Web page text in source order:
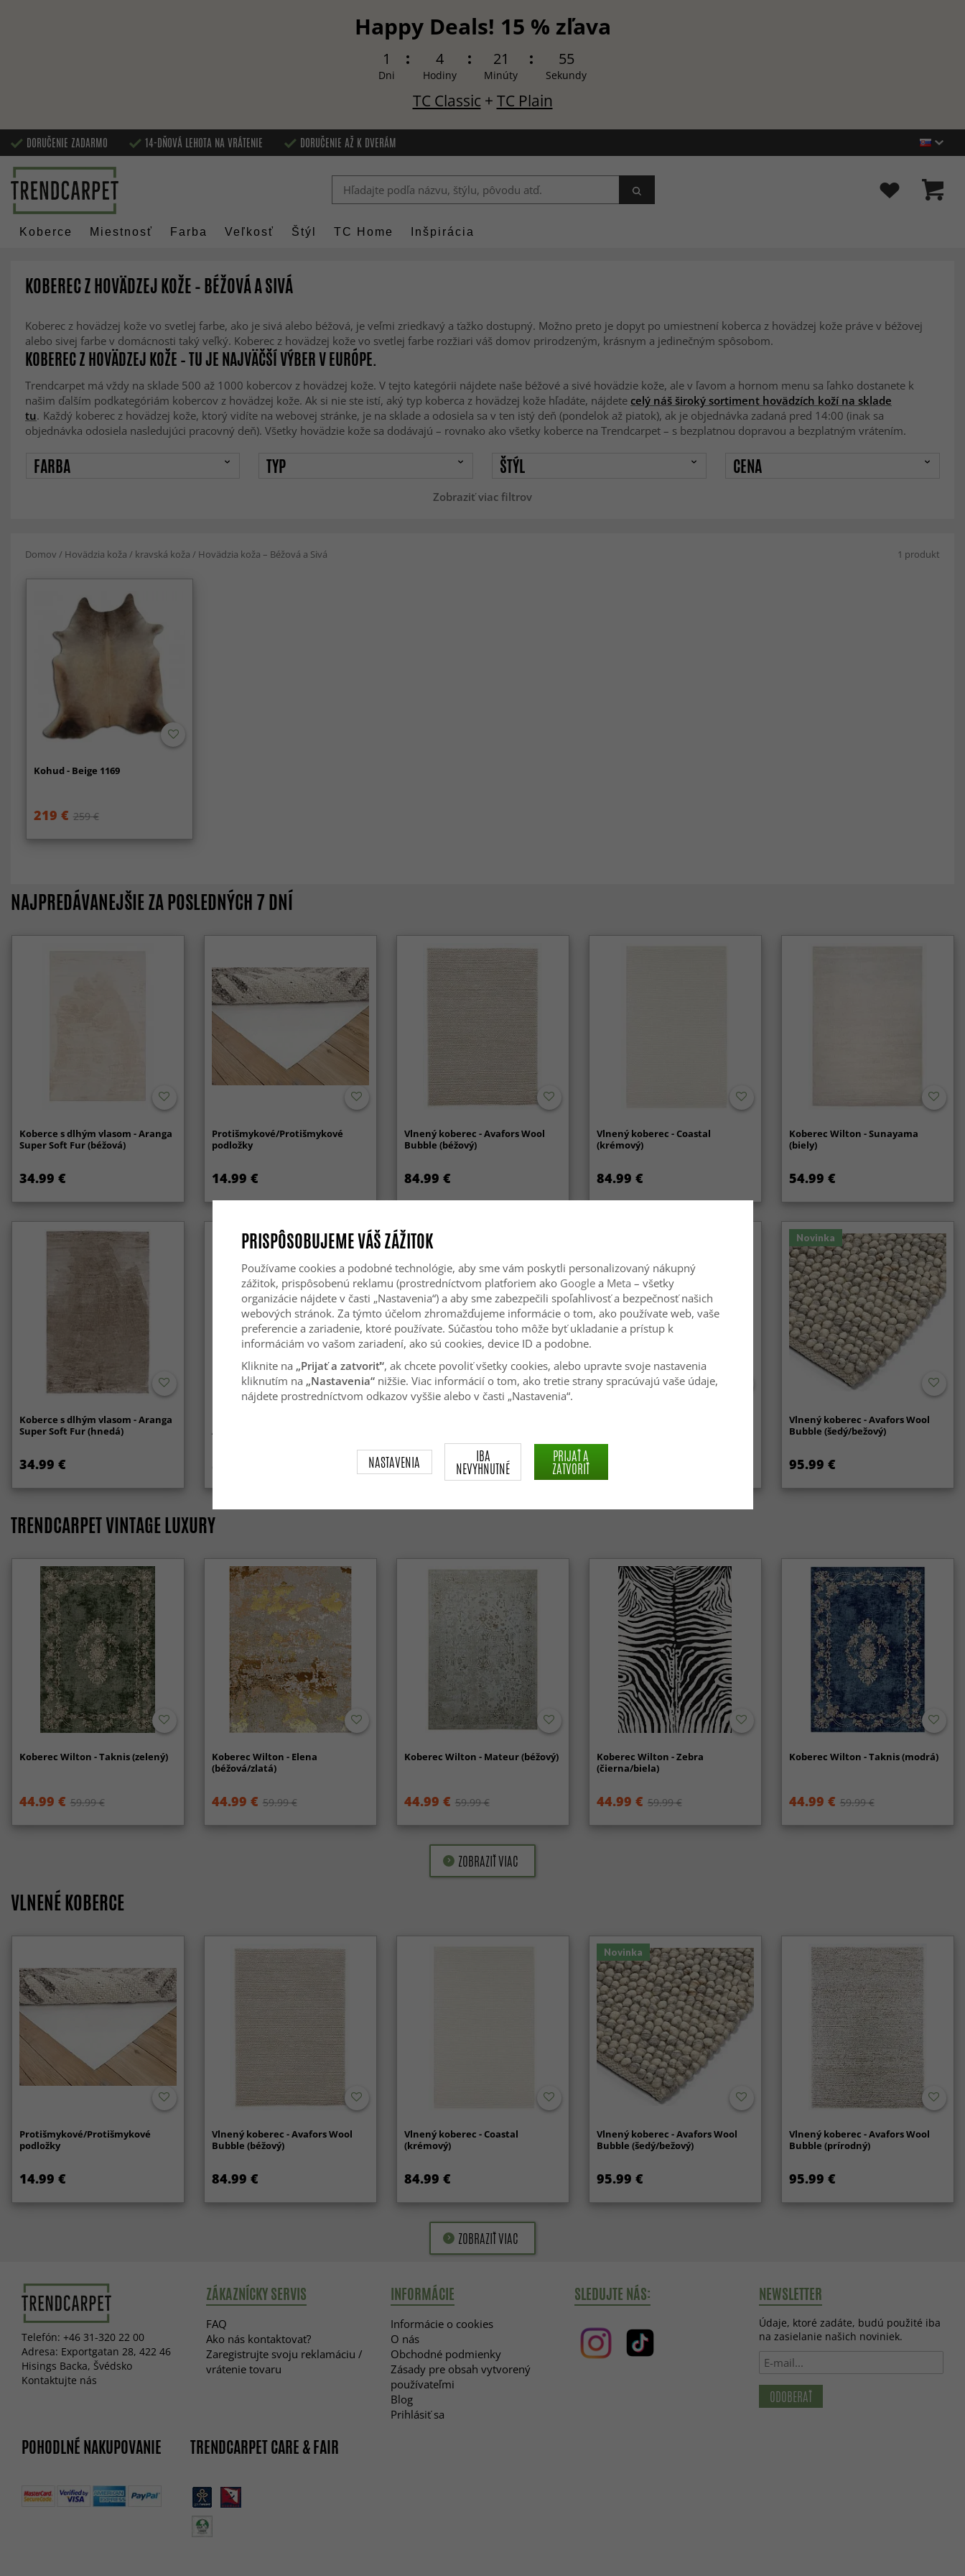
Happy Deals! 15 % zľava
1
Dni
4
Hodiny
21
Minúty
54
Sekundy
TC Classic + TC Plain
DORUČENIE ZADARMO 14-DŇOVÁ LEHOTA NA VRÁTENIE DORUČENIE AŽ K DVERÁM
Koberce Miestnosť Farba Veľkosť Štýl TC Home Inšpirácia
KOBEREC Z HOVÄDZEJ KOŽE – BÉŽOVÁ A SIVÁ
Koberec z hovädzej kože vo svetlej farbe, ako je sivá alebo béžová, je veľmi zriedkavý a ťažko dostupný. Možno preto je dopyt po umiestnení koberca z hovädzej kože práve v béžovej
alebo sivej farbe v domácnosti taký veľký. Koberec z hovädzej kože vo svetlej farbe rozžiari váš domov prirodzeným, krásnym a jedinečným spôsobom.
KOBEREC Z HOVÄDZEJ KOŽE – TU JE NAJVÄČŠÍ VÝBER V EURÓPE.
Trendcarpet má vždy na sklade 500 až 1000 kobercov z hovädzej kože. V tejto kategórii nájdete naše béžové a sivé hovädzie kože, ale v ľavom a hornom menu sa ľahko dostanete k
našim ďalším podkategóriám kobercov z hovädzej kože. Ak si nie ste istí, aký typ koberca z hovädzej kože hľadáte, nájdete celý náš široký sortiment hovädzích koží na sklade
tu. Každý koberec z hovädzej kože, ktorý vidíte na webovej stránke, je na sklade a odosiela sa v ten istý deň (pondelok až piatok), ak je objednávka zadaná pred 14:00 (inak sa
objednávka odosiela nasledujúci pracovný deň). Všetky hovädzie kože sa dodávajú – rovnako ako všetky koberce na Trendcarpet – s bezplatnou dopravou a bezplatným vrátením.
Zobraziť viac filtrov
FARBA TYP ŠTÝL CENA
Domov / Hovädzia koža / kravská koža / Hovädzia koža – Béžová a Sivá 1 produkt
Kohud - Beige 1169
219 € 259 €
NAJPREDÁVANEJŠIE ZA POSLEDNÝCH 7 DNÍ
Koberce s dlhým vlasom - Aranga
Super Soft Fur (béžová)
34.99 €
Protišmykové/Protišmykové
podložky
14.99 €
Vlnený koberec - Avafors Wool
Bubble (béžový)
84.99 €
Vlnený koberec - Coastal
(krémový)
84.99 €
Koberec Wilton - Sunayama
(biely)
54.99 €
Koberce s dlhým vlasom - Aranga
Super Soft Fur (hnedá)
34.99 €
Arlo (béžový)
Novinka
49.99 €
Novinka
Vlnený koberec - Avafors Wool
Bubble (šedý/bežový)
95.99 €
TRENDCARPET VINTAGE LUXURY
Koberec Wilton - Taknis (zelený)
44.99 € 59.99 €
Koberec Wilton - Elena
(béžová/zlatá)
44.99 € 59.99 €
Koberec Wilton - Mateur (béžový)
44.99 € 59.99 €
Koberec Wilton - Zebra
(čierna/biela)
44.99 € 59.99 €
Koberec Wilton - Taknis (modrá)
44.99 € 59.99 €
ZOBRAZIŤ VIAC
VLNENÉ KOBERCE
Protišmykové/Protišmykové
podložky
14.99 €
Vlnený koberec - Avafors Wool
Bubble (béžový)
84.99 €
Vlnený koberec - Coastal
(krémový)
84.99 €
Novinka
Vlnený koberec - Avafors Wool
Bubble (šedý/bežový)
95.99 €
Vlnený koberec - Avafors Wool
Bubble (prírodný)
95.99 €
ZOBRAZIŤ VIAC
Telefón: +46 31-320 22 00
Adresa: Exportgatan 28, 422 46
Hisings Backa, Švédsko
Kontaktujte nás
ZÁKAZNÍCKY SERVIS
FAQ
Ako nás kontaktovať?
Zaregistrujte svoju reklamáciu /
vrátenie tovaru
INFORMÁCIE
Informácie o cookies
O nás
Obchodné podmienky
Zásady pre obsah vytvorený
používateľmi
Blog
Prihlásiť sa
SLEDUJTE NÁS: NEWSLETTER
Údaje, ktoré zadáte, budú použité iba
na zasielanie našich noviniek.
ODOBERAŤ
POHODLNÉ NAKUPOVANIE TRENDCARPET CARE & FAIR
PRISPÔSOBUJEME VÁŠ ZÁŽITOK
Používame cookies a podobné technológie, aby sme vám poskytli personalizovaný nákupný
zážitok, prispôsobenú reklamu (prostredníctvom platforiem ako Googlea Meta – všetky
organizácie nájdete v časti „Nastavenia“) a aby sme zabezpečili spoľahlivosť a bezpečnosť našich
webových stránok. Za týmto účelom zhromažďujeme informácie o tom, ako používate web, vaše
preferencie a zariadenie, ktoré používate. Súčasťou toho môže byť ukladanie a prístup k
informáciám vo vašom zariadení, ako sú cookies, device ID a podobne.
Kliknite na „Prijať a zatvoriť“, ak chcete povoliť všetky cookies, alebo upravte svoje nastavenia
kliknutím na „Nastavenia“nižšie. Viac informácií o tom, ako tretie strany spracúvajú vaše údaje,
nájdete prostredníctvom odkazov vyššie alebo v časti „Nastavenia“.
NASTAVENIA IBA
NEVYHNUTNÉ
PRIJAŤ A
ZATVORIŤ